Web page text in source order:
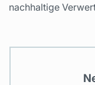
nachhaltige